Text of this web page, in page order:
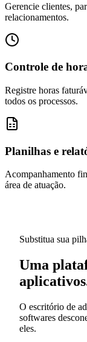
Gerencie clientes,
relacionamentos.
Controle de
Registre horas
todos os processos.
Planilhas e
Acompanhamento
área de atuação.
Substitua sua
Uma
O escritório de
softwares
eles.